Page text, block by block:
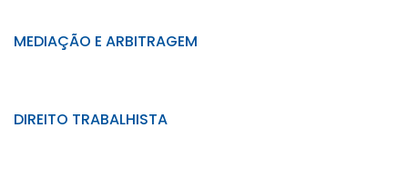
MEDIAÇÃO E ARBITRAGEM
DIREITO TRABALHISTA